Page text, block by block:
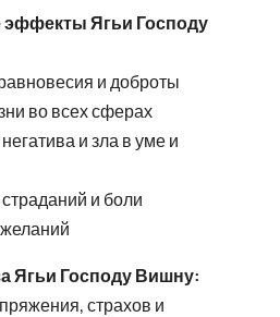
эффекты Ягьи Господу
и доброты
во всех сферах
и зла в уме и
и боли
Ягьи Господу Вишну:
страхов и